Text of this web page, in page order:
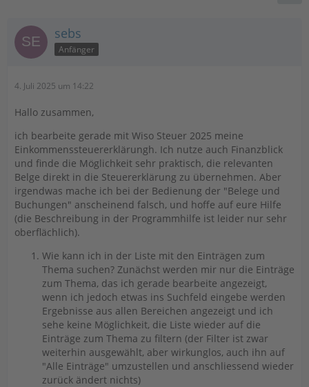
sebs
Anfänger
4. Juli 2025 um 14:22
Hallo zusammen,
ich bearbeite gerade mit Wiso Steuer 2025 meine
Einkommenssteuererklärungh. Ich nutze auch Finanzblick
und finde die Möglichkeit sehr praktisch, die relevanten
Belge direkt in die Steuererklärung zu übernehmen. Aber
irgendwas mache ich bei der Bedienung der "Belege und
Buchungen" anscheinend falsch, und hoffe auf eure Hilfe
(die Beschreibung in der Programmhilfe ist leider nur sehr
oberflächlich).
Wie kann ich in der Liste mit den Einträgen zum
Thema suchen? Zunächst werden mir nur die Einträge
zum Thema, das ich gerade bearbeite angezeigt,
wenn ich jedoch etwas ins Suchfeld eingebe werden
Ergebnisse aus allen Bereichen angezeigt und ich
sehe keine Möglichkeit, die Liste wieder auf die
Einträge zum Thema zu filtern (der Filter ist zwar
weiterhin ausgewählt, aber wirkunglos, auch ihn auf
"Alle Einträge" umzustellen und anschliessend wieder
zurück ändert nichts)